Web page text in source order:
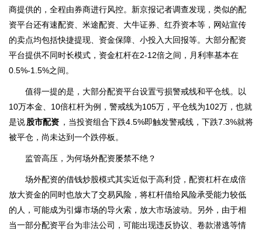
商提供的，全程由券商进行风控。新京报记者调查发现，类似的配
资平台还有速配资、米途配资、大牛证券、红乔资本等，网站宣传
的卖点均包括快捷提现、资金保障、小投入大回报等。大部分配资
平台提供不同时长模式，资金杠杆在2-12倍之间，月利率基本在
0.5%-1.5%之间。
值得一提的是，大部分配资平台设置亏损警戒线和平仓线。以
10万本金、10倍杠杆为例，警戒线为105万，平仓线为102万，也就
是说股市配资 ，当投资组合下跌4.5%即触发警戒线，下跌7.3%就将
被平仓，尚未达到一个跌停板。
监管高压，为何场外配资屡禁不绝？
场外配资的借钱炒股模式其实近似于高利贷，配资杠杆在成倍
放大资金的同时也放大了交易风险，将杠杆借给风险承受能力较低
的人，可能成为引爆市场的导火索，放大市场波动。另外，由于相
当一部分配资平台为非法公司，可能出现违反协议、卷款潜逃等情